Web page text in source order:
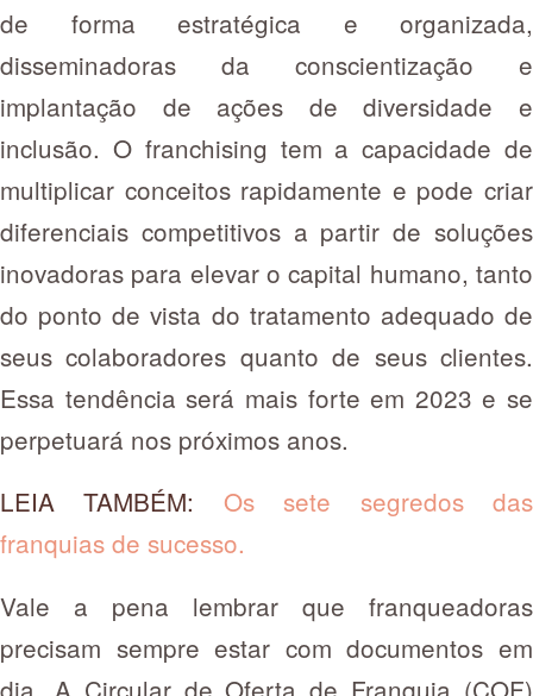
de forma estratégica e organizada,
disseminadoras da conscientização e
implantação de ações de diversidade e
inclusão. O franchising tem a capacidade de
multiplicar conceitos rapidamente e pode criar
diferenciais competitivos a partir de soluções
inovadoras para elevar o capital humano, tanto
do ponto de vista do tratamento adequado de
seus colaboradores quanto de seus clientes.
Essa tendência será mais forte em 2023 e se
perpetuará nos próximos anos.
LEIA TAMBÉM:
Os sete segredos das
franquias de sucesso.
Vale a pena lembrar que franqueadoras
precisam sempre estar com documentos em
dia. A Circular de Oferta de Franquia (COF)